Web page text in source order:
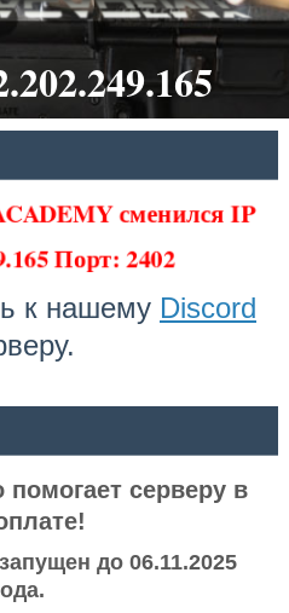
сменился IP
Порт: 2402
к нашему Discord
серверу в
до 06.11.2025